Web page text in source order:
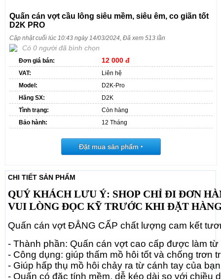
Quấn cán vợt cầu lông siêu mềm, siêu êm, co giãn tốt
D2K PRO
Cập nhật cuối lúc 10:43 ngày 14/03/2024, Đã xem 513 lần
Có 0 người đã bình chọn
Đơn giá bán: 12 000 đ
VAT:
Liên hệ
Model:
D2K-Pro
Hãng SX:
D2K
Tình trạng:
Còn hàng
Bảo hành:
12 Tháng
Đặt mua sản phẩm ‣
CHI TIẾT SẢN PHẨM
QUÝ KHÁCH LƯU Ý: SHOP CHỈ ĐI ĐƠN
VUI LÒNG ĐỌC KỸ TRƯỚC KHI ĐẶT
Quấn cán vợt ĐẲNG CẤP chất lượng cam kết
- Thành phần: Quấn cán vợt cao cấp được làm
- Công dụng: giúp thấm mồ hôi tốt và chống trơn
- Giúp hấp thụ mồ hôi chảy ra từ cánh tay của
- Quấn có đặc tính mềm, dễ kéo dài so với chiều